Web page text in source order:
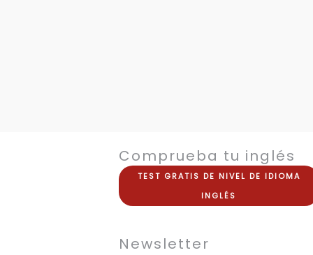
Comprueba tu inglés
TEST GRATIS DE NIVEL DE IDIOMA
INGLÉS
Newsletter